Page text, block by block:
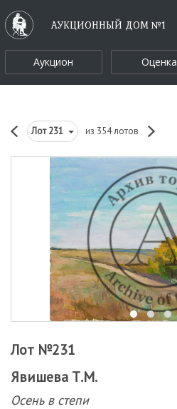
АУКЦИОННЫЙ ДОМ №1
Аукцион Оценка
Лот231 из 354 лотов
Лот №231
Явишева Т.М.
Осень в степи